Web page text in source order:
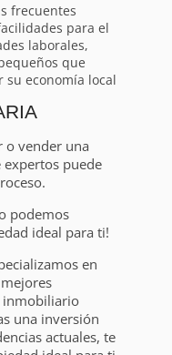
frecuentes
para el
laborales,
que
su economía local
o vender una
puede
podemos
ideal para ti!
en
inmobiliario
una inversión
actuales, te